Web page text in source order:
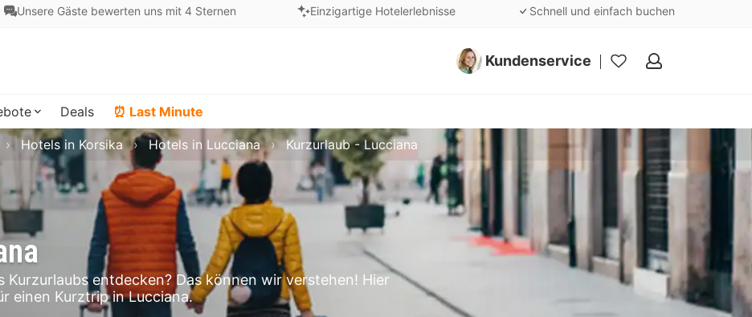
Unsere Gäste bewerten uns mit 4 Sternen Einzigartige Hotelerlebnisse Schnell und einfach buchen
Kundenservice
Meine
Deals ⏰ Last Minute
entdecken? Das können wir verstehen! Hier
einen Kurztrip in Lucciana.
Hotels in Korsika Hotels in Lucciana Kurzurlaub - Lucciana